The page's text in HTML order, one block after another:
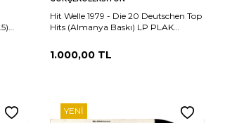
Hit Welle 1979 - Die 20 Deutschen Top
Hits (Almanya Baskı) LP PLAK
1.000,00 TL
YENI